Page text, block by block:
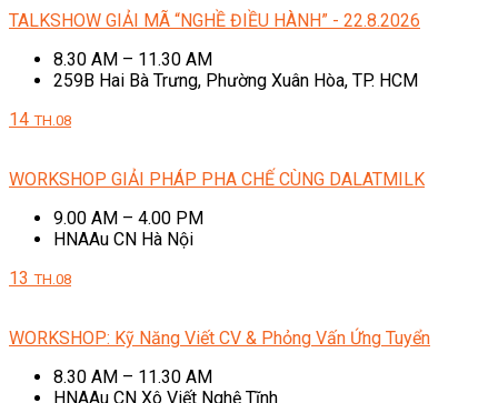
TALKSHOW GIẢI MÃ “NGHỀ ĐIỀU HÀNH” - 22.8.2026
8.30 AM – 11.30 AM
259B Hai Bà Trưng, Phường Xuân Hòa, TP. HCM
14 TH.08
WORKSHOP GIẢI PHÁP PHA CHẾ CÙNG DALATMILK
9.00 AM – 4.00 PM
HNAAu CN Hà Nội
13 TH.08
WORKSHOP: Kỹ Năng Viết CV & Phỏng Vấn Ứng Tuyển
8.30 AM – 11.30 AM
HNAAu CN Xô Viết Nghệ Tĩnh